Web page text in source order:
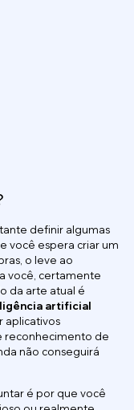
definir algumas
você espera criar um
o leve ao
você, certamente
da arte atual é
artificial
aplicativos
reconhecimento de
não conseguirá
é por que você